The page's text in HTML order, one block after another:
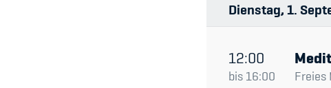
Dienstag 1
12:00
bis 16:00 Freies